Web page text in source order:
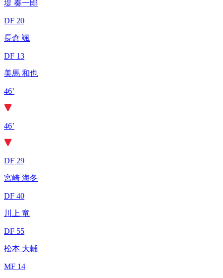
堤 奏一郎
DF 20
長倉 颯
DF 13
美馬 和也
46’
46’
DF 29
宮崎 海冬
DF 40
川上 竜
DF 55
松本 大輔
MF 14